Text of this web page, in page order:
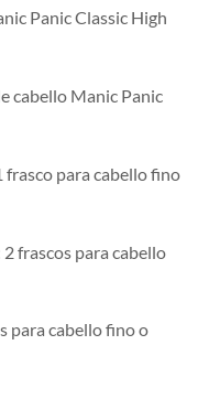
Panic Classic High
cabello Manic Panic
para cabello fino
frascos para cabello
para cabello fino o